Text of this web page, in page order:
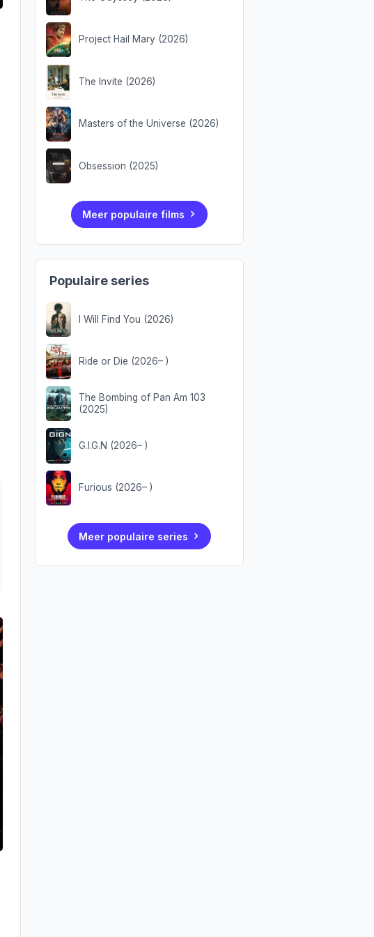
Project Hail Mary (2026)
The Invite (2026)
Masters of the Universe (2026)
Obsession (2025)
Meer populaire films
Populaire series
I Will Find You (2026)
Ride or Die (2026– )
The Bombing of Pan Am 103
(2025)
G.I.G.N (2026– )
Furious (2026– )
Meer populaire series